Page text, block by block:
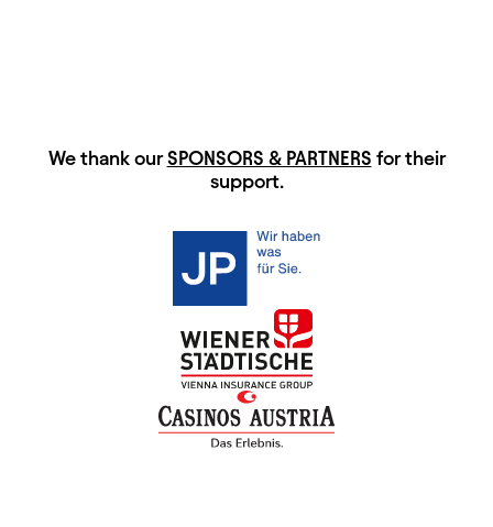
HAUPTSPONSOREN
We thank ourSPONSORS & PARTNERS for their
support.